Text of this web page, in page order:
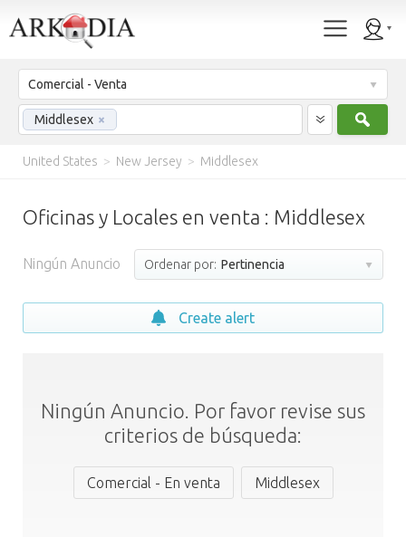
Comercial - Venta
Middlesex ×
United States > New Jersey > Middlesex
Oficinas y Locales en venta : Middlesex
Ningún Anuncio Ordenar por: Pertinencia
Create alert
Ningún Anuncio. Por favor revise sus
criterios de búsqueda:
Comercial - En venta Middlesex